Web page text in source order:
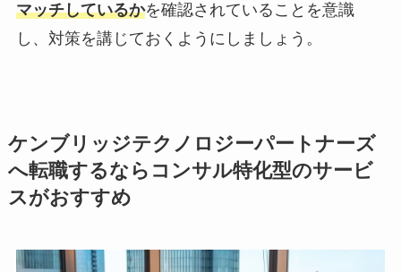
マッチしているかを確認されていることを意識
し、対策を講じておくようにしましょう。
ケンブリッジテクノロジーパートナーズ
へ転職するならコンサル特化型のサービ
スがおすすめ